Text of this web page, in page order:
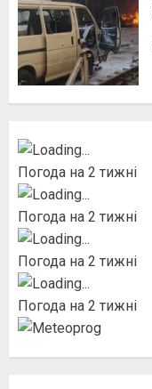
Погода на 2 тижні
Погода на 2 тижні
Погода на 2 тижні
Погода на 2 тижні